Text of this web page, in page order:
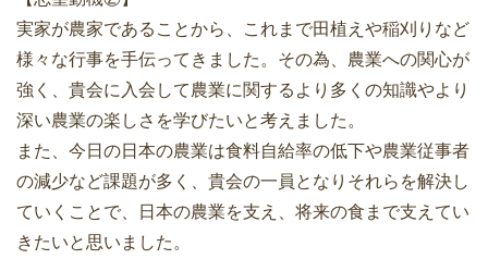
実家が農家であることから、これまで田植えや稲刈りなど
様々な行事を手伝ってきました。その為、農業への関心が
強く、貴会に入会して農業に関するより多くの知識やより
深い農業の楽しさを学びたいと考えました。
また、今日の日本の農業は食料自給率の低下や農業従事者
の減少など課題が多く、貴会の一員となりそれらを解決し
ていくことで、日本の農業を支え、将来の食まで支えてい
きたいと思いました。